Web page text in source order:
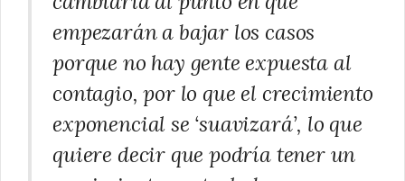
empezarán a bajar los casos
porque no hay gente expuesta al
contagio, por lo que el crecimiento
exponencial se ‘suavizará’, lo que
quiere decir que podría tener un